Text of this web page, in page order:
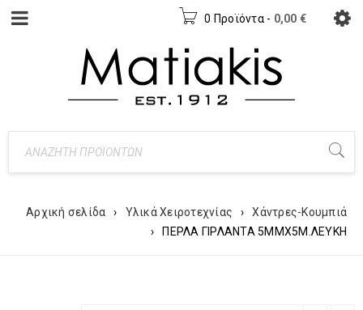
0 Προϊόντα - 0,00 €
Αρχική σελίδα › Υλικά Χειροτεχνίας ›
Χάντρες-Κουμπιά
›
ΠΕΡΛΑ ΓΙΡΛΑΝΤΑ 5ΜΜΧ5Μ.ΛΕΥΚΗ